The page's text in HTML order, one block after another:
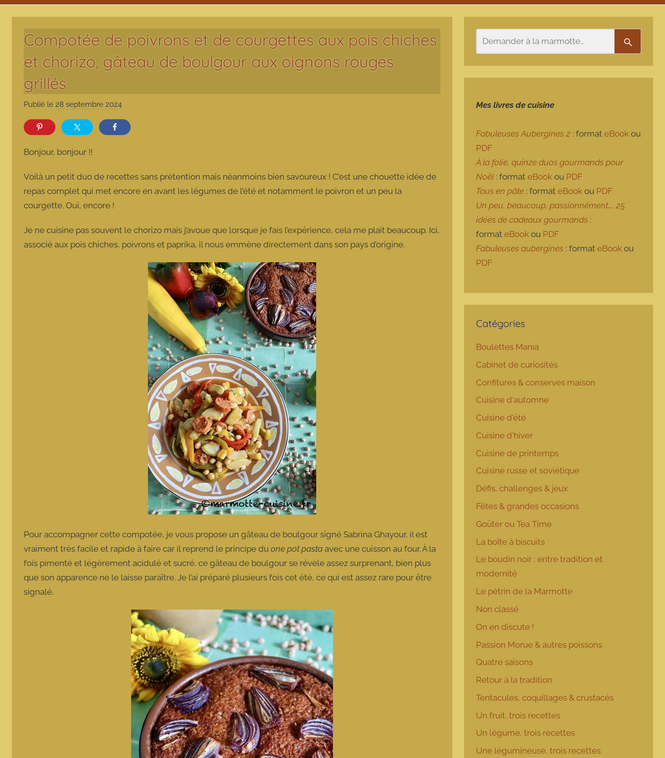
Compotée de poivrons et de courgettes aux pois chiches
et chorizo, gâteau de boulgour aux oignons rouges
grillés
Publié le 28 septembre 2024
m
o
e
Bonjour, bonjour !!
Voilà un petit duo de recettes sans prétention mais néanmoins bien savoureux ! C’est une chouette idée de
repas complet qui met encore en avant les légumes de l’été et notamment le poivron et un peu la
courgette. Oui, encore !
Je ne cuisine pas souvent le chorizo mais j’avoue que lorsque je fais l’expérience, cela me plait beaucoup. Ici,
associé aux pois chiches, poivrons et paprika, il nous emmène directement dans son pays d’origine.
Pour accompagner cette compotée, je vous propose un gâteau de boulgour signé Sabrina Ghayour, il est
vraiment très facile et rapide à faire car il reprend le principe du one pot pasta avec une cuisson au four. À la
fois pimenté et légèrement acidulé et sucré, ce gâteau de boulgour se révèle assez surprenant, bien plus
que son apparence ne le laisse paraître. Je l’ai préparé plusieurs fois cet été, ce qui est assez rare pour être
signalé.
Mes livres de cuisine
Fabuleuses Aubergines 2 : formateBook ou
PDF
À la folie, quinze duos gourmands pour
Noël : formateBook ou PDF
Tous en pâte : formateBook ou PDF
Un peu, beaucoup, passionnément…, 25
idées de cadeaux gourmands :
formateBook ou PDF
Fabuleuses aubergines : formateBook ou
PDF
Catégories
Boulettes Mania
Cabinet de curiosités
Confitures & conserves maison
Cuisine d'automne
Cuisine d'été
Cuisine d'hiver
Cuisine de printemps
Cuisine russe et soviétique
Défis, challenges & jeux
Fêtes & grandes occasions
Goûter ou Tea Time
La boîte à biscuits
Le boudin noir : entre tradition et
modernité
Le pétrin de la Marmotte
Non classé
On en discute !
Passion Morue & autres poissons
Quatre saisons
Retour à la tradition
Tentacules, coquillages & crustacés
Un fruit, trois recettes
Un légume, trois recettes
Une légumineuse, trois recettes